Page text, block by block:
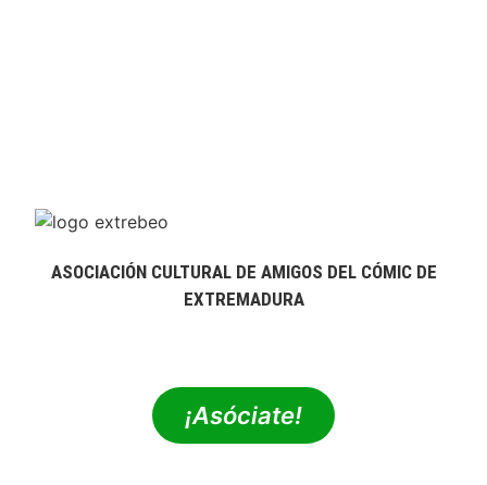
ASOCIACIÓN CULTURAL DE AMIGOS DEL CÓMIC DE
EXTREMADURA
¡Asóciate!